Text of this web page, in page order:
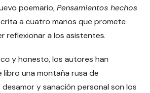
poemario,Pensamientos hechos
a cuatro manos que promete
reflexionar a los asistentes.
y honesto, los autores han
libro una montaña rusa de
desamor y sanación personal son los